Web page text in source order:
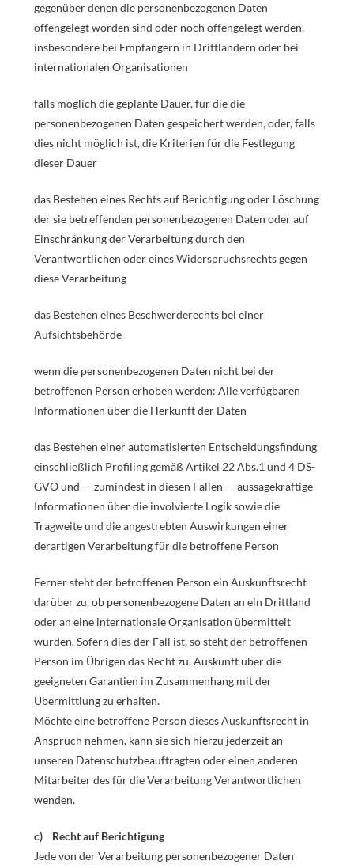
gegenüber denen die personenbezogenen Daten
offengelegt worden sind oder noch offengelegt werden,
insbesondere bei Empfängern in Drittländern oder bei
internationalen Organisationen
falls möglich die geplante Dauer, für die die
personenbezogenen Daten gespeichert werden, oder, falls
dies nicht möglich ist, die Kriterien für die Festlegung
dieser Dauer
das Bestehen eines Rechts auf Berichtigung oder Löschung
der sie betreffenden personenbezogenen Daten oder auf
Einschränkung der Verarbeitung durch den
Verantwortlichen oder eines Widerspruchsrechts gegen
diese Verarbeitung
das Bestehen eines Beschwerderechts bei einer
Aufsichtsbehörde
wenn die personenbezogenen Daten nicht bei der
betroffenen Person erhoben werden: Alle verfügbaren
Informationen über die Herkunft der Daten
das Bestehen einer automatisierten Entscheidungsfindung
einschließlich Profiling gemäß Artikel 22 Abs.1 und 4 DS-
GVO und — zumindest in diesen Fällen — aussagekräftige
Informationen über die involvierte Logik sowie die
Tragweite und die angestrebten Auswirkungen einer
derartigen Verarbeitung für die betroffene Person
Ferner steht der betroffenen Person ein Auskunftsrecht
darüber zu, ob personenbezogene Daten an ein Drittland
oder an eine internationale Organisation übermittelt
wurden. Sofern dies der Fall ist, so steht der betroffenen
Person im Übrigen das Recht zu, Auskunft über die
geeigneten Garantien im Zusammenhang mit der
Übermittlung zu erhalten.
Möchte eine betroffene Person dieses Auskunftsrecht in
Anspruch nehmen, kann sie sich hierzu jederzeit an
unseren Datenschutzbeauftragten oder einen anderen
Mitarbeiter des für die Verarbeitung Verantwortlichen
wenden.
c) Recht auf Berichtigung
Jede von der Verarbeitung personenbezogener Daten